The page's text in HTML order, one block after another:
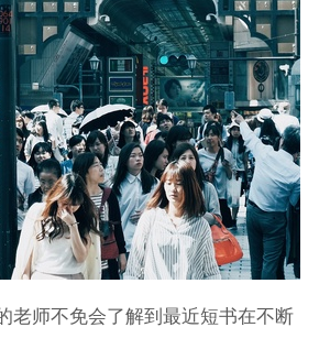
老师不免会了解到最近短书在不断